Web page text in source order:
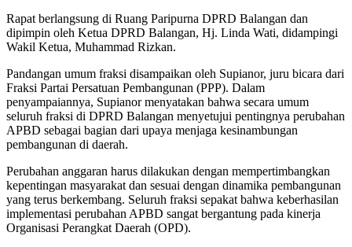
Rapat berlangsung di Ruang Paripurna DPRD Balangan dan
dipimpin oleh Ketua DPRD Balangan, Hj. Linda Wati, didampingi
Wakil Ketua, Muhammad Rizkan.
Pandangan umum fraksi disampaikan oleh Supianor, juru bicara dari
Fraksi Partai Persatuan Pembangunan (PPP). Dalam
penyampaiannya, Supianor menyatakan bahwa secara umum
seluruh fraksi di DPRD Balangan menyetujui pentingnya perubahan
APBD sebagai bagian dari upaya menjaga kesinambungan
pembangunan di daerah.
Perubahan anggaran harus dilakukan dengan mempertimbangkan
kepentingan masyarakat dan sesuai dengan dinamika pembangunan
yang terus berkembang. Seluruh fraksi sepakat bahwa keberhasilan
implementasi perubahan APBD sangat bergantung pada kinerja
Organisasi Perangkat Daerah (OPD).